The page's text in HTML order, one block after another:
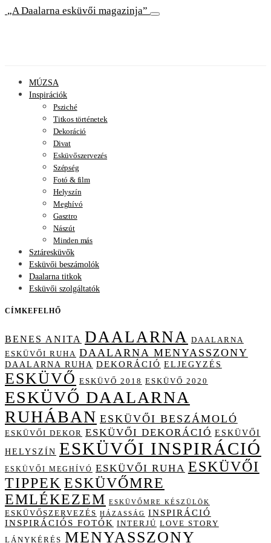
A Daalarna esküvői magazinja
MÚZSA
Inspirációk
Psziché
Titkos történetek
Dekoráció
Divat
Esküvőszervezés
Szépség
Fotó & film
Helyszín
Meghívó
Gasztro
Nászút
Minden más
Sztáresküvők
Esküvői beszámolók
Daalarna titkok
Esküvői szolgáltatók
CÍMKEFELHŐ
BENES ANITA DAALARNA DAALARNA
ESKÜVŐI RUHA DAALARNA MENYASSZONY
DAALARNA RUHA DEKORÁCIÓ ELJEGYZÉS
ESKÜVŐ ESKÜVŐ 2018 ESKÜVŐ 2020
ESKÜVŐ DAALARNA
RUHÁBAN ESKÜVŐI BESZÁMOLÓ
ESKÜVŐI DEKOR ESKÜVŐI DEKORÁCIÓ ESKÜVŐI
HELYSZÍN ESKÜVŐI INSPIRÁCIÓ
ESKÜVŐI MEGHÍVÓ ESKÜVŐI RUHA ESKÜVŐI
TIPPEK ESKÜVŐMRE
EMLÉKEZEM ESKÜVŐMRE KÉSZÜLÖK
ESKÜVŐSZERVEZÉS HÁZASSÁG INSPIRÁCIÓ
INSPIRÁCIÓS FOTÓK INTERJÚ LOVE STORY
LÁNYKÉRÉS MENYASSZONY